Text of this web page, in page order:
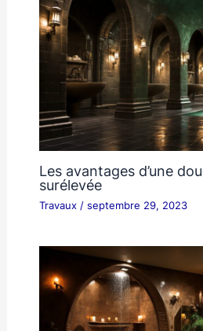
Les avantages d’une
surélevée
Travaux/ septembre 29, 2023